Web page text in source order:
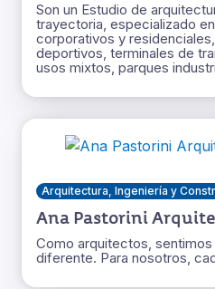
Son un Estudio de
trayectoria, especializado
corporativos y
deportivos, terminales de
usos mixtos, parques
Arquitectura, Ingeniería y
Ana Pastorini
Como arquitectos,
diferente. Para nosotros,